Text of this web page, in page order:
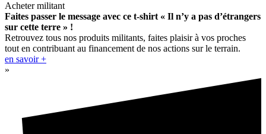
Acheter militant
Faites passer le message avec ce t-shirt « Il n’y a pas d’étrangers
sur cette terre » !
Retrouvez tous nos produits militants, faites plaisir à vos proches
tout en contribuant au financement de nos actions sur le terrain.
en savoir +
»